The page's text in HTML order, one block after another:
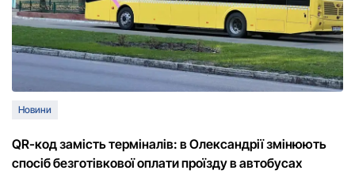
Новини
QR-код замість терміналів: в Олександрії змінюють
спосіб безготівкової оплати проїзду в автобусах